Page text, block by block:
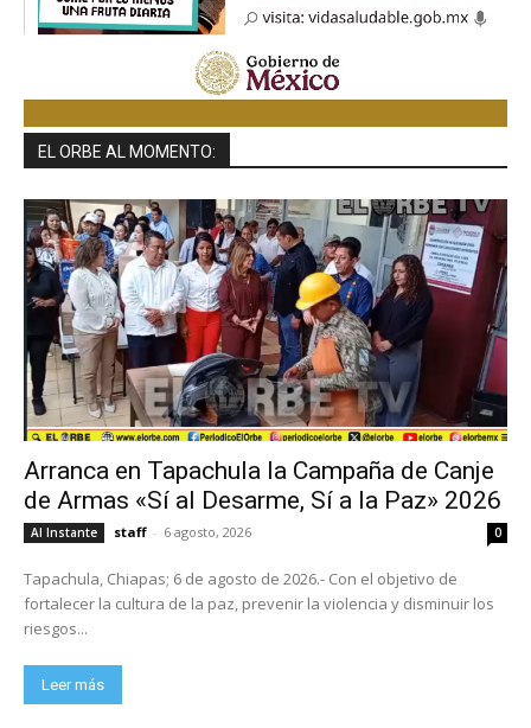
EL ORBE AL MOMENTO:
Arranca en Tapachula la Campaña de Canje
de Armas «Sí al Desarme, Sí a la Paz» 2026
Al Instante staff - 6 agosto, 2026 0
Tapachula, Chiapas; 6 de agosto de 2026.- Con el objetivo de
fortalecer la cultura de la paz, prevenir la violencia y disminuir los
riesgos...
Leer más